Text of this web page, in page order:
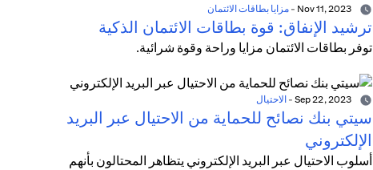
- مزايا بطاقات الائتمان
ترشيد الإنفاق: قوة بطاقات الائتمان الذكية
توفر بطاقات الائتمان مزايا وراحة وقوة شرائية.
- الاحتيال
سيتي بنك نصائح للحماية من الاحتيال عبر البريد
الإلكتروني
أسلوب الاحتيال عبر البريد الإلكتروني يتظاهر المحتالون بأنهم